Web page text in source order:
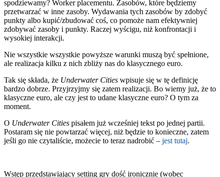
spodziewamy? Worker placementu. Zasobów, które będziemy
przetwarzać w inne zasoby. Wydawania tych zasobów by zdobyć
punkty albo kupić/zbudować coś, co pomoże nam efektywniej
zdobywać zasoby i punkty. Raczej wyścigu, niż konfrontacji i
wysokiej interakcji.
Nie wszystkie wszystkie powyższe warunki muszą być spełnione,
ale realizacja kilku z nich zbliży nas do klasycznego euro.
Tak się składa, że Underwater Cities wpisuje się w tę definicję
bardzo dobrze. Przyjrzyjmy się zatem realizacji. Bo wiemy już, że to
klasyczne euro, ale czy jest to udane klasyczne euro? O tym za
moment.
O Underwater Cities pisałem już wcześniej tekst po jednej partii.
Postaram się nie powtarzać więcej, niż będzie to konieczne, zatem
jeśli go nie czytaliście, możecie to teraz nadrobić – jest tutaj.
Wstęp przedstawiający setting gry dość ironicznie (wobec